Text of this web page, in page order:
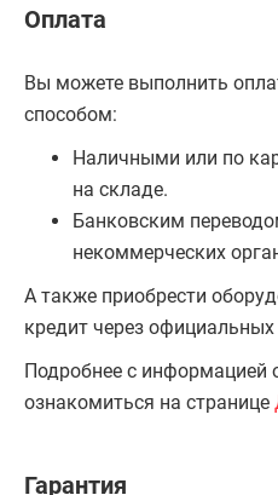
Оплата
Вы можете выполнить
способом:
Наличными или по
на складе.
Банковским
некоммерческих
А также приобрести
кредит через официальных
Подробнее с информацией
ознакомиться на странице
Гарантия